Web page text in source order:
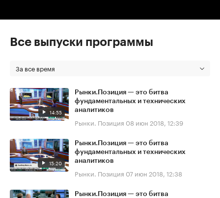
Все выпуски программы
За все время
14:55
Рынки.Позиция — это битва
фундаментальных и технических
аналитиков
Рынки. Позиция 08 июн 2018, 12:39
15:20
Рынки.Позиция — это битва
фундаментальных и технических
аналитиков
Рынки. Позиция 07 июн 2018, 12:38
Рынки.Позиция — это битва